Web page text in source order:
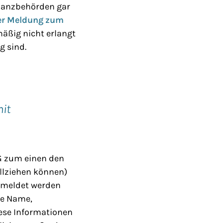
gar
Meldung zum
nicht erlangt
sind.
zum einen den
können)
werden
Name,
Informationen